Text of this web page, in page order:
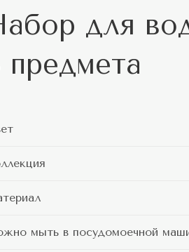
для
предмета
мыть в посудомоечной